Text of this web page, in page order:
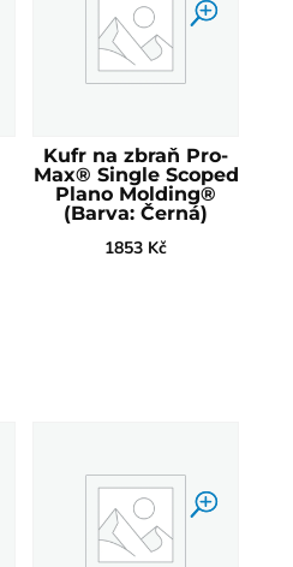
Kufr na zbraň Pro-
Max® Single Scoped
Plano Molding®
(Barva: Černá)
1853 Kč